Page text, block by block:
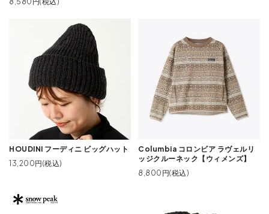
HOUDINI フーディニ ビッグハット
13,200円(税込)
Columbia コロンビア ラヴェルリ
ッジクルーネック【ウィメンズ】
8,800円(税込)